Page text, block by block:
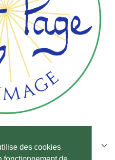
des cookies
